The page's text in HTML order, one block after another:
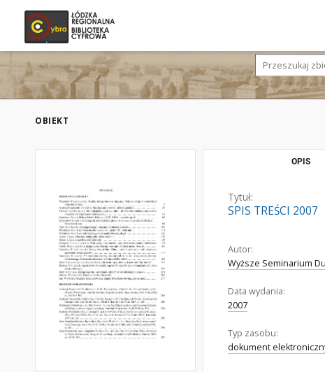
OBIEKT
OPIS
Tytuł:
SPIS TREŚCI 2007
Autor:
Wyższe Seminarium
Data wydania:
2007
Typ zasobu:
dokument